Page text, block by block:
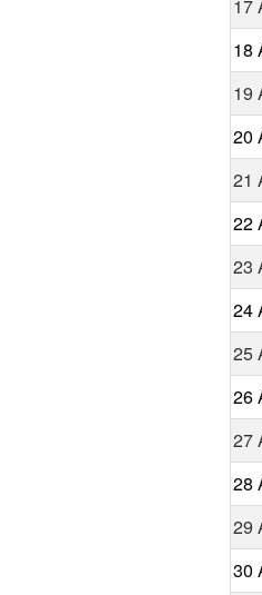
17
18
19
20
21
22
23
24
25
26
27
28
29
30